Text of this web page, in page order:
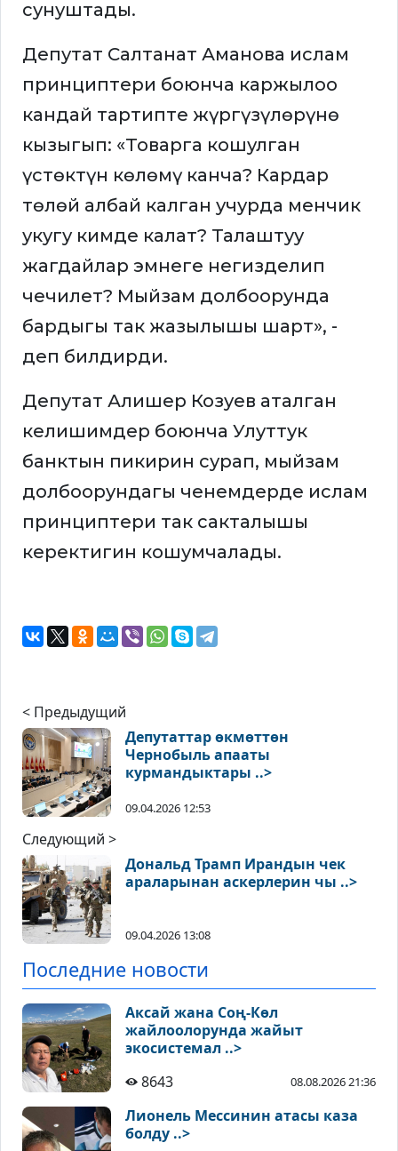
сунуштады.
Депутат Салтанат Аманова ислам
принциптери боюнча каржылоо
кандай тартипте жүргүзүлөрүнө
кызыгып: «Товарга кошулган
үстөктүн көлөмү канча? Кардар
төлөй албай калган учурда менчик
укугу кимде калат? Талаштуу
жагдайлар эмнеге негизделип
чечилет? Мыйзам долбоорунда
бардыгы так жазылышы шарт», -
деп билдирди.
Депутат Алишер Козуев аталган
келишимдер боюнча Улуттук
банктын пикирин сурап, мыйзам
долбоорундагы ченемдерде ислам
принциптери так сакталышы
керектигин кошумчалады.
< Предыдущий
Депутаттар өкмөттөн
Чернобыль апааты
курмандыктары ..>
09.04.2026 12:53
Следующий >
Дональд Трамп Ирандын чек
араларынан аскерлерин чы ..>
09.04.2026 13:08
Последние новости
Аксай жана Соң-Көл
жайлоолорунда жайыт
экосистемал ..>
8643
08.08.2026 21:36
Лионель Мессинин атасы каза
болду ..>